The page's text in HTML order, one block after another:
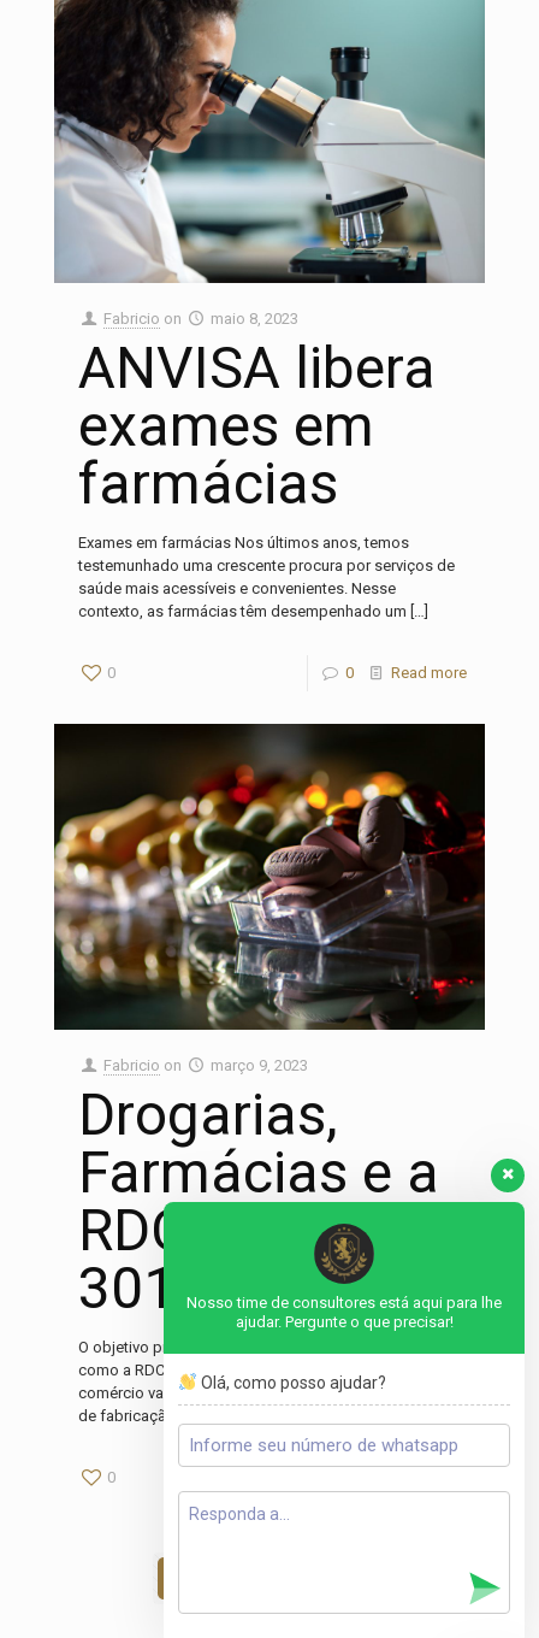
Fabricio on maio 8, 2023
ANVISA libera
exames em
farmácias
Exames em farmácias Nos últimos anos, temos
testemunhado uma crescente procura por serviços de
saúde mais acessíveis e convenientes. Nesse
contexto, as farmácias têm desempenhado um […]
0 0 Read more
Fabricio on março 9, 2023
Drogarias,
Farmácias e a
RDC nº.
301/2019
O objetivo principal deste artigo é discorrer sobre
como a RDC ANVISA nº. 301/2019 pode impactar o
comércio varejista de medicamentos. Boas práticas
de fabricação
0
Nosso time de consultores está aqui para lhe
ajudar. Pergunte o que precisar!
Olá, como posso ajudar?